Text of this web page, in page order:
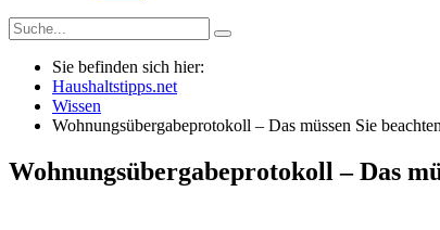
Sie befinden sich hier:
Haushaltstipps.net
Wissen
Wohnungsübergabeprotokoll – Das müssen Sie
Wohnungsübergabeprotokoll – Das